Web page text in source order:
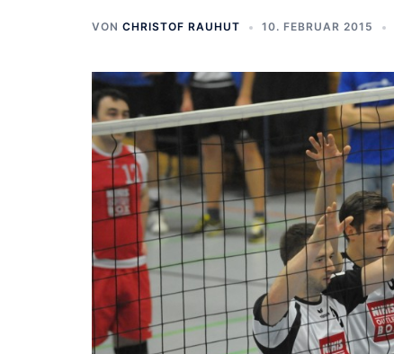
VON CHRISTOF RAUHUT 10. FEBRUAR 2015